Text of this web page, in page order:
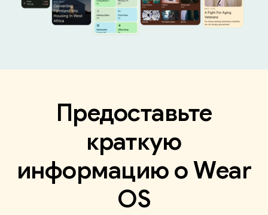
Предоставьте
краткую
информацию о Wear
OS